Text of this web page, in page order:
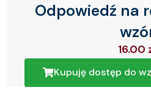
Odpowiedź na
16.00
Kupuję dostęp do